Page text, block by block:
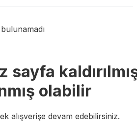
sayfa
olabilir
alışverişe devam edebilirsiniz.